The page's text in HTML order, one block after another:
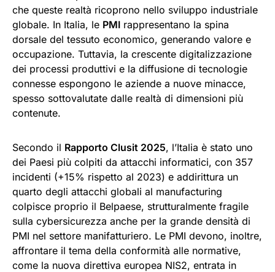
che queste realtà ricoprono nello sviluppo industriale
globale. In Italia, le PMI rappresentano la spina
dorsale del tessuto economico, generando valore e
occupazione. Tuttavia, la crescente digitalizzazione
dei processi produttivi e la diffusione di tecnologie
connesse espongono le aziende a nuove minacce,
spesso sottovalutate dalle realtà di dimensioni più
contenute.
Secondo il Rapporto Clusit 2025, l’Italia è stato uno
dei Paesi più colpiti da attacchi informatici, con 357
incidenti (+15% rispetto al 2023) e addirittura un
quarto degli attacchi globali al manufacturing
colpisce proprio il Belpaese, strutturalmente fragile
sulla cybersicurezza anche per la grande densità di
PMI nel settore manifatturiero. Le PMI devono, inoltre,
affrontare il tema della conformità alle normative,
come la nuova direttiva europea NIS2, entrata in